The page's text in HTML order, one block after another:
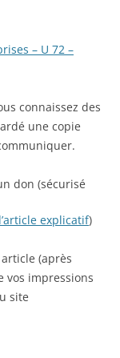
– U 72 –
connaissez des
une copie
don (sécurisé
explicatif)
(après
vos impressions
site